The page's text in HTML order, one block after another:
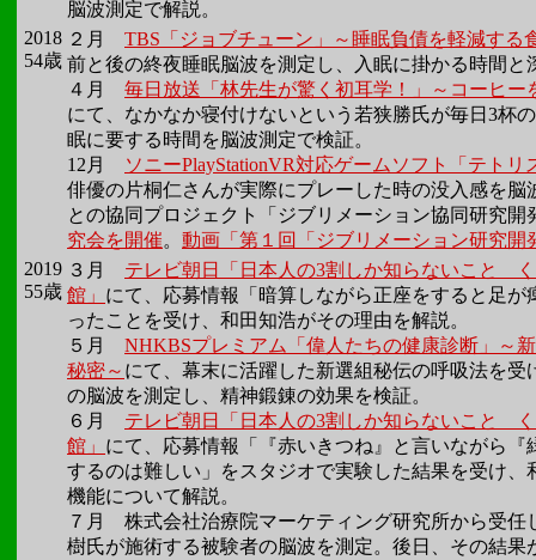
脳波測定で解説。
2018
54歳
２月 TBS「ジョブチューン」～睡眠負債を軽減する
前と後の終夜睡眠脳波を測定し、入眠に掛かる時間と
４月 毎日放送「林先生が驚く初耳学！」～コーヒ
にて、なかなか寝付けないという若狭勝氏が毎日3杯
眠に要する時間を脳波測定で検証。
12月
ソニーPlayStationVR対応ゲームソフト「テト
俳優の片桐仁さんが実際にプレーした時の没入感を
との協同プロジェクト「ジブリメーション協同研究開
究会を開催。 動画「第１回「ジブリメーション研究開
2019
55歳
３月 テレビ朝日「日本人の3割しか知らないこと
館」 にて、応募情報「暗算しながら正座をすると足
ったことを受け、和田知浩がその理由を解説。
５月 NHKBSプレミアム「偉人たちの健康診断」～
秘密～ にて、幕末に活躍した新選組秘伝の呼吸法を
の脳波を測定し、精神鍛錬の効果を検証。
６月 テレビ朝日「日本人の3割しか知らないこと
館」 にて、応募情報「『赤いきつね』と言いながら
するのは難しい」をスタジオで実験した結果を受け、
機能について解説。
７月 株式会社治療院マーケティング研究所から受任
樹氏が施術する被験者の脳波を測定。後日、その結果